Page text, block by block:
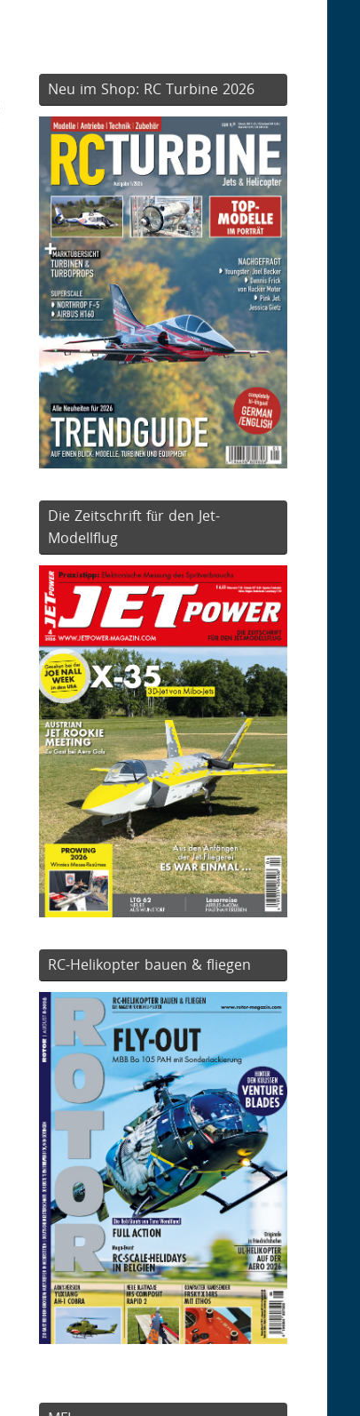
Neu im Shop: RC Turbine 2026
Die Zeitschrift für den Jet-
Modellflug
RC-Helikopter bauen & fliegen